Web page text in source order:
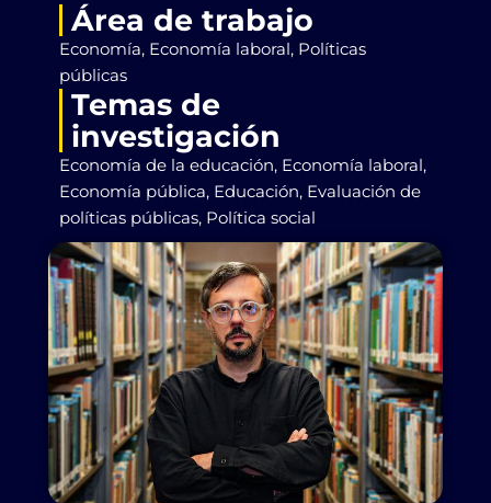
Área de trabajo
Economía, Economía laboral, Políticas
públicas
Temas de
investigación
Economía de la educación, Economía laboral,
Economía pública, Educación, Evaluación de
políticas públicas, Política social